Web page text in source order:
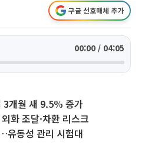
구글 선호매체 추가
00:00 / 04:05
3개월 새 9.5% 증가
화 조달·차환 리스크
유동성 관리 시험대